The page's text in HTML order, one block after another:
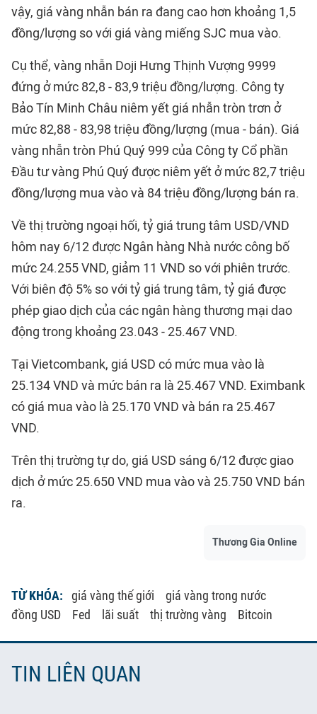
vậy, giá vàng nhẫn bán ra đang cao hơn khoảng 1,5
đồng/lượng so với giá vàng miếng SJC mua vào.
Cụ thể, vàng nhẫn Doji Hưng Thịnh Vượng 9999
đứng ở mức 82,8 - 83,9 triệu đồng/lượng. Công ty
Bảo Tín Minh Châu niêm yết giá nhẫn tròn trơn ở
mức 82,88 - 83,98 triệu đồng/lượng (mua - bán). Giá
vàng nhẫn tròn Phú Quý 999 của Công ty Cổ phần
Đầu tư vàng Phú Quý được niêm yết ở mức 82,7 triệu
đồng/lượng mua vào và 84 triệu đồng/lượng bán ra.
Về thị trường ngoại hối, tỷ giá trung tâm USD/VND
hôm nay 6/12 được Ngân hàng Nhà nước công bố
mức 24.255 VND, giảm 11 VND so với phiên trước.
Với biên độ 5% so với tỷ giá trung tâm, tỷ giá được
phép giao dịch của các ngân hàng thương mại dao
động trong khoảng 23.043 - 25.467 VND.
Tại Vietcombank, giá USD có mức mua vào là
25.134 VND và mức bán ra là 25.467 VND. Eximbank
có giá mua vào là 25.170 VND và bán ra 25.467
VND.
Trên thị trường tự do, giá USD sáng 6/12 được giao
dịch ở mức 25.650 VND mua vào và 25.750 VND bán
ra.
Thương Gia Online
TỪ KHÓA: giá vàng thế giới
giá vàng trong nước
đồng USD
Fed lãi suất thị trường vàng Bitcoin
TIN LIÊN QUAN